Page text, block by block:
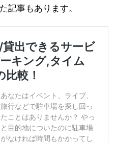
記事もあります。